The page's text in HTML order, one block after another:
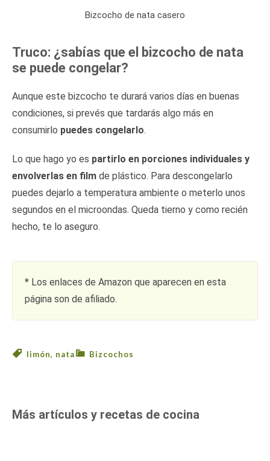
Bizcocho de nata casero
Truco: ¿sabías que el bizcocho de nata
se puede congelar?
Aunque este bizcocho te durará varios días en buenas
condiciones, si prevés que tardarás algo más en
consumirlo puedes congelarlo.
Lo que hago yo es partirlo en porciones individuales y
envolverlas en film de plástico. Para descongelarlo
puedes dejarlo a temperatura ambiente o meterlo unos
segundos en el microondas. Queda tierno y como recién
hecho, te lo aseguro.
* Los enlaces de Amazon que aparecen en esta
página son de afiliado.
Bizcochos
limón, nata
Más artículos y recetas de cocina